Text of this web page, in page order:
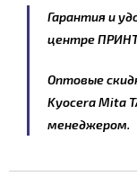
Гарантия и
центре
Оптовые
Kyocera Mita
менеджером.